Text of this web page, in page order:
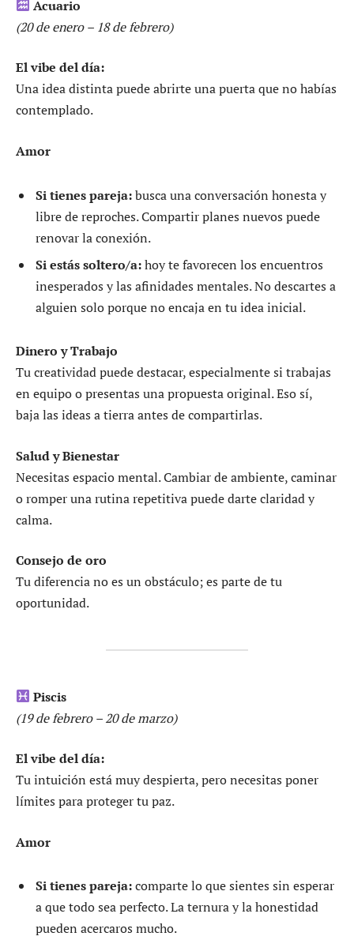
Acuario
(20 de enero – 18 de febrero)
El vibe del día:
Una idea distinta puede abrirte una puerta que no habías
contemplado.
Amor
Si tienes pareja:busca una conversación honesta y
libre de reproches. Compartir planes nuevos puede
renovar la conexión.
Si estás soltero/a:hoy te favorecen los encuentros
inesperados y las afinidades mentales. No descartes a
alguien solo porque no encaja en tu idea inicial.
Dinero y Trabajo
Tu creatividad puede destacar, especialmente si trabajas
en equipo o presentas una propuesta original. Eso sí,
baja las ideas a tierra antes de compartirlas.
Salud y Bienestar
Necesitas espacio mental. Cambiar de ambiente, caminar
o romper una rutina repetitiva puede darte claridad y
calma.
Consejo de oro
Tu diferencia no es un obstáculo; es parte de tu
oportunidad.
Piscis
(19 de febrero – 20 de marzo)
El vibe del día:
Tu intuición está muy despierta, pero necesitas poner
límites para proteger tu paz.
Amor
Si tienes pareja:comparte lo que sientes sin esperar
a que todo sea perfecto. La ternura y la honestidad
pueden acercaros mucho.